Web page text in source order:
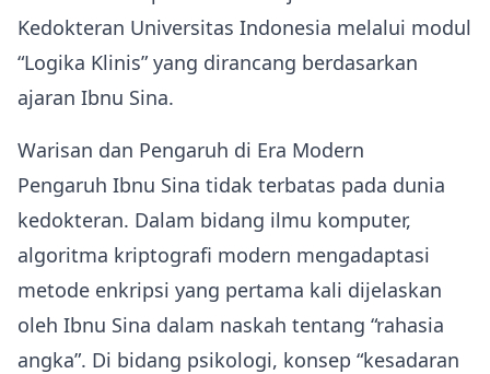
Kedokteran Universitas Indonesia melalui modul
“Logika Klinis” yang dirancang berdasarkan
ajaran Ibnu Sina.
Warisan dan Pengaruh di Era Modern
Pengaruh Ibnu Sina tidak terbatas pada dunia
kedokteran. Dalam bidang ilmu komputer,
algoritma kriptografi modern mengadaptasi
metode enkripsi yang pertama kali dijelaskan
oleh Ibnu Sina dalam naskah tentang “rahasia
angka”. Di bidang psikologi, konsep “kesadaran